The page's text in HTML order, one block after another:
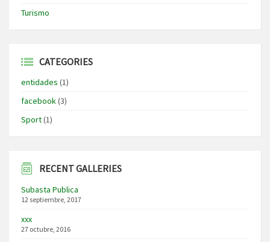
Turismo
CATEGORIES
entidades (1)
facebook(3)
Sport(1)
RECENT GALLERIES
Subasta Publica
12 septiembre, 2017
xxx
27 octubre, 2016